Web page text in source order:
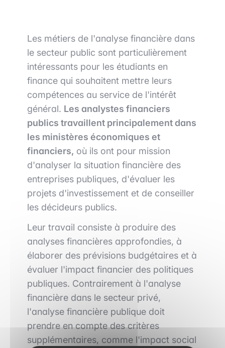
Les métiers de l'analyse financière dans
le secteur public sont particulièrement
intéressants pour les étudiants en
finance qui souhaitent mettre leurs
compétences au service de l'intérêt
général. Les analystes financiers
publics travaillent principalement dans
les ministères économiques et
financiers, où ils ont pour mission
d'analyser la situation financière des
entreprises publiques, d'évaluer les
projets d'investissement et de conseiller
les décideurs publics.
Leur travail consiste à produire des
analyses financières approfondies, à
élaborer des prévisions budgétaires et à
évaluer l'impact financier des politiques
publiques. Contrairement à l'analyse
financière dans le secteur privé,
l'analyse financière publique doit
prendre en compte des critères
supplémentaires, comme l'impact social